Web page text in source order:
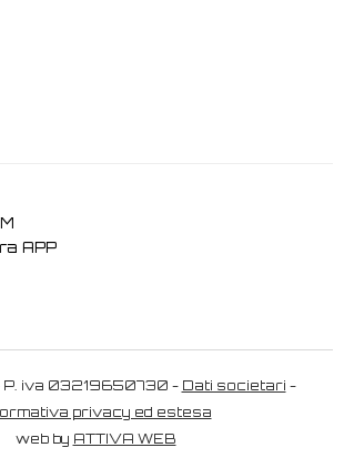
APP
iva 03219650730 - Dati societari -
privacy ed estesa
web by ATTIVA WEB